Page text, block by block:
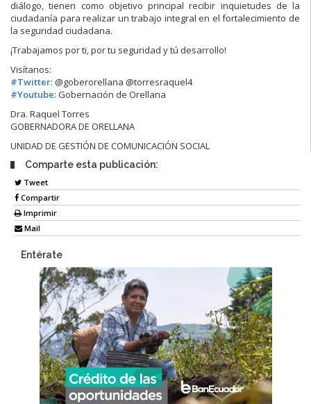
diálogo, tienen como objetivo principal recibir inquietudes de la
ciudadanía para realizar un trabajo integral en el fortalecimiento de
la seguridad ciudadana.
¡Trabajamos por ti, por tu seguridad y tú desarrollo!
Visítanos:
#Twitter: @goberorellana @torresraquel4
#Youtube: Gobernación de Orellana
Dra. Raquel Torres
GOBERNADORA DE ORELLANA
UNIDAD DE GESTIÓN DE COMUNICACIÓN SOCIAL
Comparte esta publicación:
Tweet
Compartir
Imprimir
Mail
Entérate